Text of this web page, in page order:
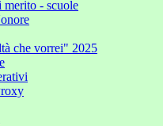
- scuole
che vorrei" 2025